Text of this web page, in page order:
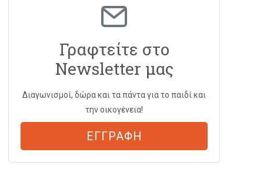
Γραφτείτε στο
Newsletter μας
Διαγωνισμοί, δώρα και τα πάντα για το παιδί και
την οικογένεια!
ΕΓΓΡΑΦΗ